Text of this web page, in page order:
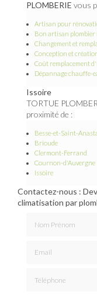
PLOMBERIE vous
Artisan pour
Bon artisan plombier
Changement et
Conception et
Coût remplacement
Dépannage chauffe-
Issoire
TORTUE
proximité de :
Besse-et-Saint-
Brioude
Clermont-Ferrand
Cournon-d'Auvergne
Issoire
Contactez-nous :
climatisation par